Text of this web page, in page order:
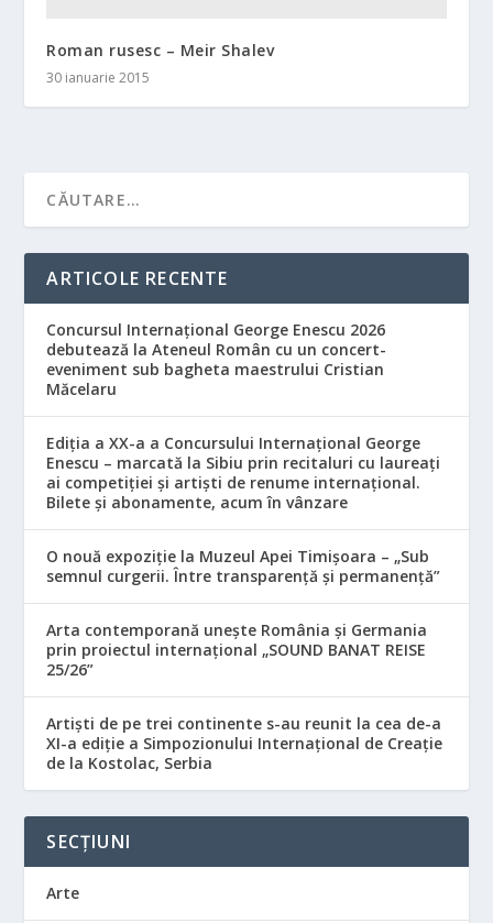
Roman rusesc – Meir Shalev
30 ianuarie 2015
ARTICOLE RECENTE
Concursul Internațional George Enescu 2026
debutează la Ateneul Român cu un concert-
eveniment sub bagheta maestrului Cristian
Măcelaru
Ediția a XX-a a Concursului Internațional George
Enescu – marcată la Sibiu prin recitaluri cu laureați
ai competiției și artiști de renume internațional.
Bilete și abonamente, acum în vânzare
O nouă expoziție la Muzeul Apei Timișoara – „Sub
semnul curgerii. Între transparență și permanență”
Arta contemporană unește România și Germania
prin proiectul internațional „SOUND BANAT REISE
25/26”
Artiști de pe trei continente s-au reunit la cea de-a
XI-a ediție a Simpozionului Internațional de Creație
de la Kostolac, Serbia
SECȚIUNI
Arte